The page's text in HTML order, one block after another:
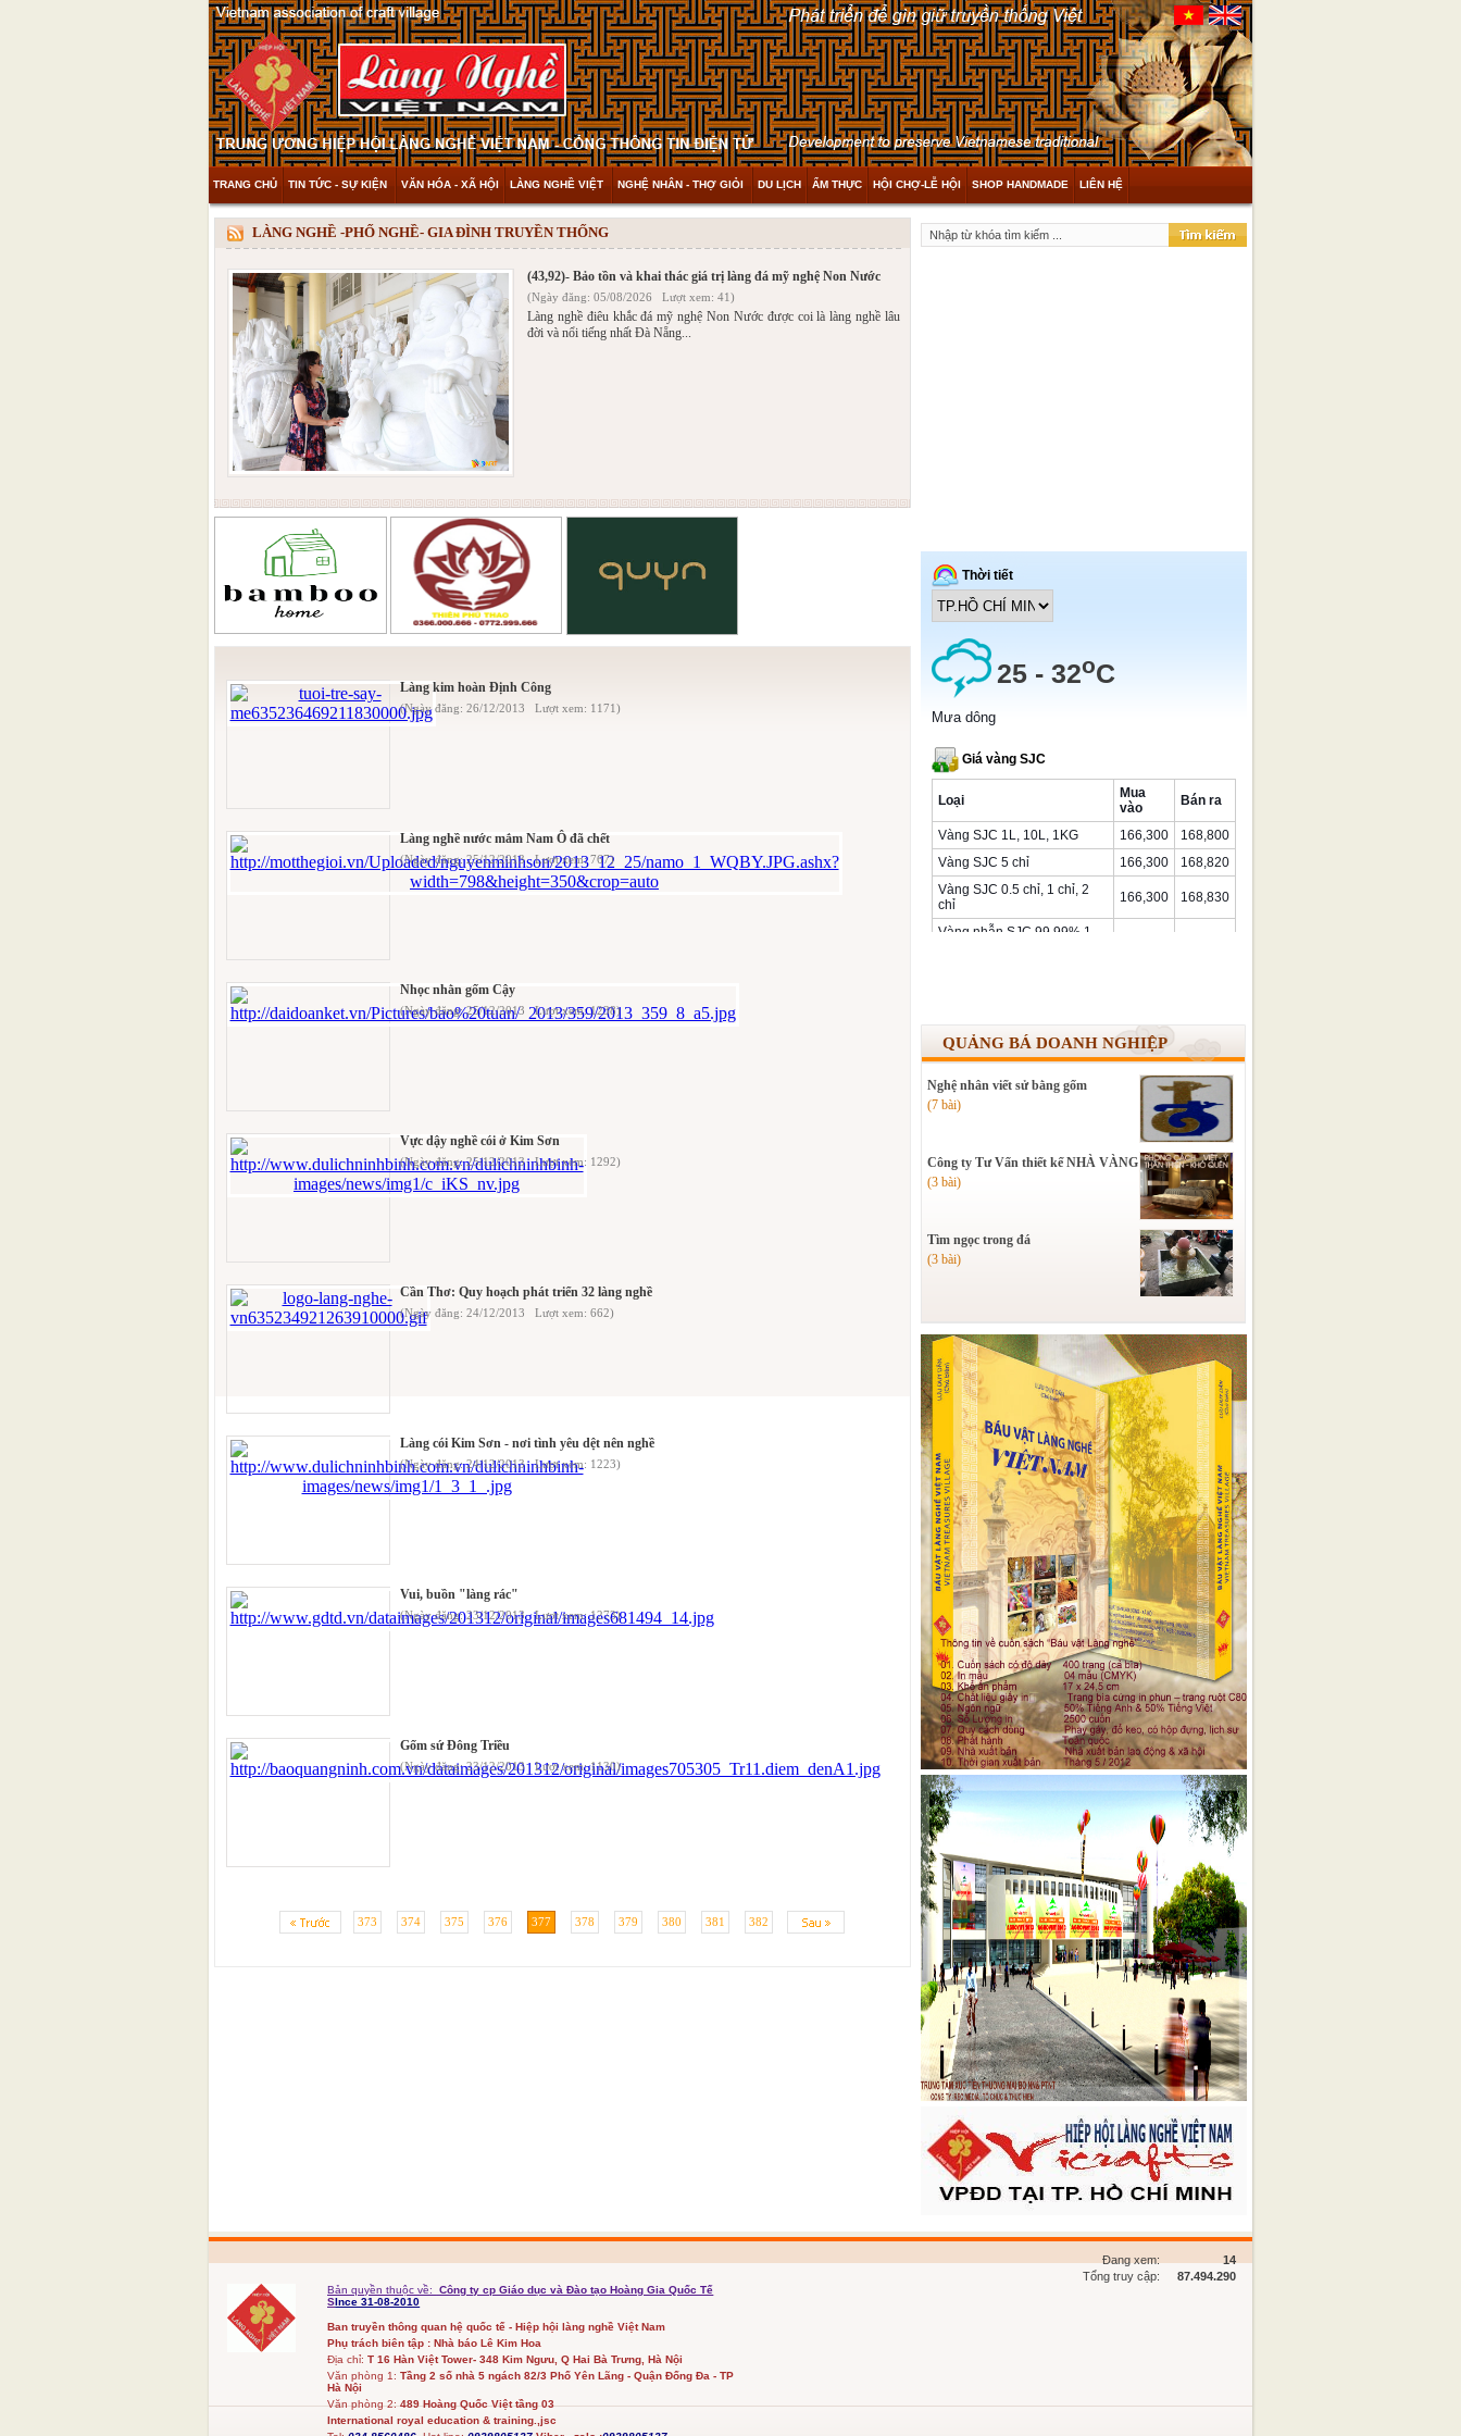
TRANG CHỦ TIN TỨC - SỰ KIỆN VĂN HÓA - XÃ HỘI LÀNG NGHỀ VIỆT NGHỆ NHÂN - THỢ GIỎI DU LỊCH ẨM THỰC HỘI CHỢ-LỄ HỘI SHOP HANDMADE LIÊN HỆ
THAM KHẢO & KHÁM PHÁ VIDEO
LÀNG NGHỀ -PHỐ NGHỀ- GIA ĐÌNH TRUYỀN THỐNG
(43,92)- Bảo tồn và khai thác giá trị làng đá mỹ nghệ Non Nước
(Ngày đăng: 05/08/2026 Lượt xem: 41)
Làng nghề điêu khắc đá mỹ nghệ Non Nước được coi là làng nghề lâu
đời và nổi tiếng nhất Đà Nẵng...
Làng kim hoàn Định Công
(Ngày đăng: 26/12/2013 Lượt xem: 1171)
Làng nghề nước mắm Nam Ô đã chết
(Ngày đăng: 25/12/2013 Lượt xem: 767)
Nhọc nhằn gốm Cậy
(Ngày đăng: 25/12/2013 Lượt xem: 1238)
Vực dậy nghề cói ở Kim Sơn
(Ngày đăng: 25/12/2013 Lượt xem: 1292)
Cần Thơ: Quy hoạch phát triển 32 làng nghề
(Ngày đăng: 24/12/2013 Lượt xem: 662)
Làng cói Kim Sơn - nơi tình yêu dệt nên nghề
(Ngày đăng: 24/12/2013 Lượt xem: 1223)
Vui, buồn "làng rác"
(Ngày đăng: 23/12/2013 Lượt xem: 1273)
Gốm sứ Đông Triều
(Ngày đăng: 23/12/2013 Lượt xem: 1130)
373 374 375 376 377 378 379 380 381 382
QUẢNG BÁ DOANH NGHIỆP
Nghệ nhân viết sử bằng gốm
(7 bài)
Công ty Tư Vấn thiết kế NHÀ VÀNG
(3 bài)
Tìm ngọc trong đá
(3 bài)
Bản quyền thuộc về:
Công ty cp Giáo dục và Đào tạo Hoàng Gia Quốc Tế
SInce 31-08-2010
Ban truyền thông quan hệ quốc tế - Hiệp hội làng nghề Việt Nam
Phụ trách biên tập : Nhà báo Lê Kim Hoa
Địa chỉ: T 16 Hàn Việt Tower- 348 Kim Ngưu, Q Hai Bà Trưng, Hà Nội
Văn phòng 1:Tầng 2 số nhà 5 ngách 82/3 Phố Yên Lãng - Quận Đống Đa - TP
Hà Nội
Văn phòng 2:489 Hoàng Quốc Việt tầng 03
International royal education & training.,jsc
14
Đang xem:
87.494.290
Tổng truy cập: